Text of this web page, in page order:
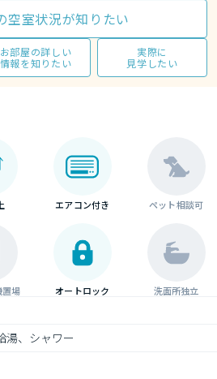
空室状況が知りたい
お部屋の詳しい
情報を知りたい
実際に
見学したい
エアコン付き ペット相談可
置場 オートロック 洗面所独立
湯、シャワー